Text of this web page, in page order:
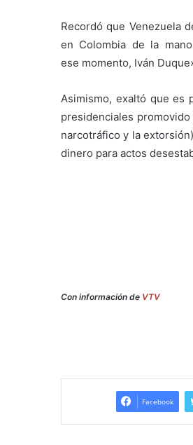
Recordó que Venezuela
en Colombia de la
ese momento, Iván
Asimismo, exaltó que es
presidenciales
narcotráfico y la
dinero para actos
Con información de VTV
Facebook